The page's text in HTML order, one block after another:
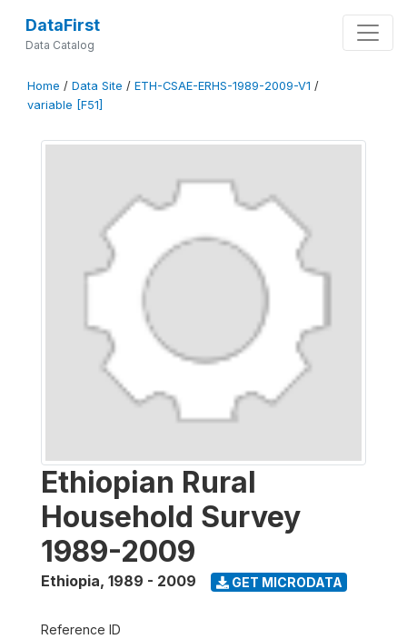
DataFirst
Data Catalog
Home / Data Site / ETH-CSAE-ERHS-1989-2009-V1 /
variable [F51]
Ethiopian Rural
Household Survey
1989-2009
Ethiopia, 1989 - 2009 GET MICRODATA
Reference ID